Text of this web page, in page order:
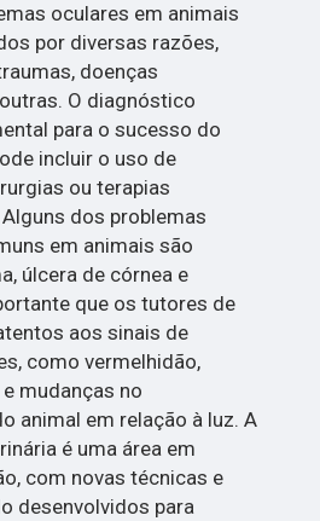
oculares em animais
por diversas razões,
doenças
O diagnóstico
para o sucesso do
incluir o uso de
ou terapias
dos problemas
em animais são
úlcera de córnea e
que os tutores de
aos sinais de
como vermelhidão,
mudanças no
animal em relação à luz. A
é uma área em
com novas técnicas e
desenvolvidos para